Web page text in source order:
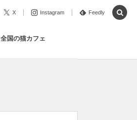
X Instagram Feedly
全国の猫カフェ